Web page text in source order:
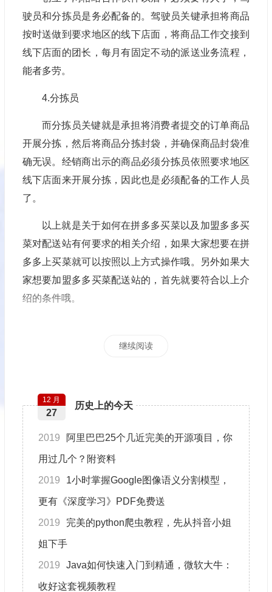
驶员和分拣员是务必配备的。驾驶员关键承担将商品
按时送做到要求地区的线下店面，将商品工作交接到
线下店面的团长，每月有固定不动的派送业务流程，
能者多劳。
4.分拣员
而分拣员关键就是承担将消费者提交的订单商品
开展分拣，然后将商品分拣封袋，并确保商品封袋准
确无误。经销商出示的商品必须分拣员依照要求地区
线下店面来开展分拣，因此也是必须配备的工作人员
了。
以上就是关于如何在拼多多买菜以及加盟多多买
菜对配送站有何要求的相关介绍，如果大家想要在拼
多多上买菜就可以按照以上方式操作哦。另外如果大
家想要加盟多多买菜配送站的，首先就要符合以上介
绍的条件哦。
继续阅读
历史上的今天
12 月
27
2019 阿里巴巴25个几近完美的开源项目，你
用过几个？附资料
2019 1小时掌握Google图像语义分割模型，
更有《深度学习》PDF免费送
2019 完美的python爬虫教程，先从抖音小姐
姐下手
2019 Java如何快速入门到精通，微软大牛：
收好这套视频教程